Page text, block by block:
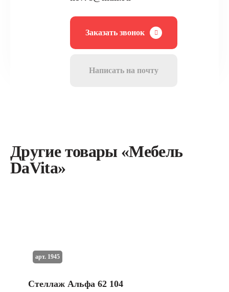
Заказать звонок
Написать на почту
Другие товары «Мебель
DaVita»
Стеллаж Альфа 62 104
арт. 1945